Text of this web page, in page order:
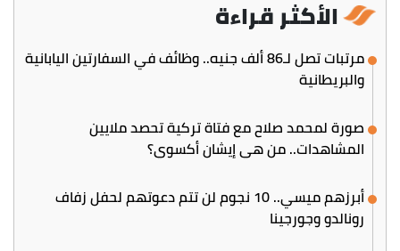
الأكثر قراءة
مرتبات تصل لـ86 ألف جنيه.. وظائف في السفارتين اليابانية
والبريطانية
صورة لمحمد صلاح مع فتاة تركية تحصد ملايين
المشاهدات.. من هي إيشان أكسوي؟
أبرزهم ميسي.. 10 نجوم لن تتم دعوتهم لحفل زفاف
رونالدو وجورجينا